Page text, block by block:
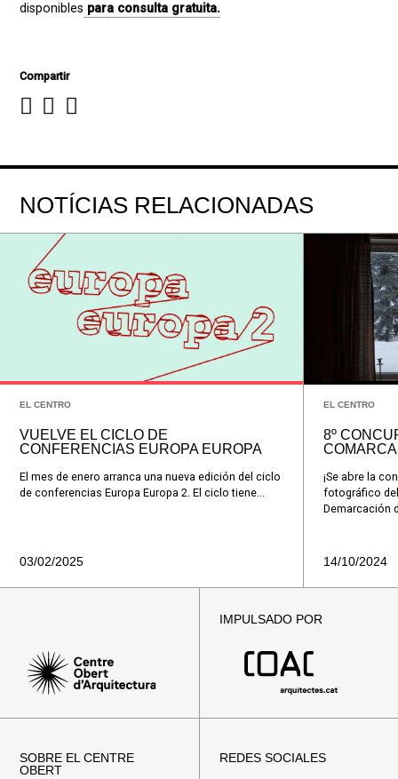
disponibles para consulta gratuita.
Compartir
NOTÍCIAS RELACIONADAS
EL CENTRO
VUELVE EL CICLO DE
CONFERENCIAS EUROPA EUROPA
El mes de enero arranca una nueva edición del ciclo
de conferencias Europa Europa 2. El ciclo tiene...
03/02/2025
EL CENTRO
8º
¡Se abre la
fotográfico del
Demarcación
14/10/2024
IMPULSADO POR
SOBRE EL CENTRE
OBERT
REDES SOCIALES